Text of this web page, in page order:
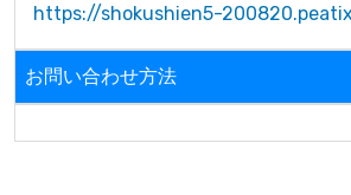
https://shokushien5-
お問い合わせ方法